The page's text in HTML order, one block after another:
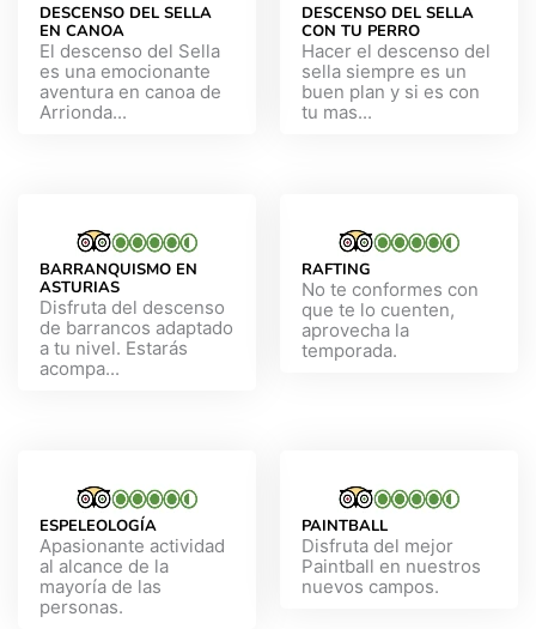
DESCENSO DEL SELLA
EN CANOA
El descenso del Sella
es una emocionante
aventura en canoa de
Arrionda...
DESCENSO DEL SELLA
CON TU PERRO
Hacer el descenso del
sella siempre es un
buen plan y si es con
tu mas...
BARRANQUISMO EN
ASTURIAS
Disfruta del descenso
de barrancos adaptado
a tu nivel. Estarás
acompa...
RAFTING
No te conformes con
que te lo cuenten,
aprovecha la
temporada.
ESPELEOLOGÍA
Apasionante actividad
al alcance de la
mayoría de las
personas.
PAINTBALL
Disfruta del mejor
Paintball en nuestros
nuevos campos.